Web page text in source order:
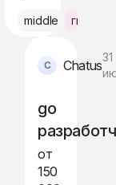
middle гибрид
Chatus
31
go
от
150